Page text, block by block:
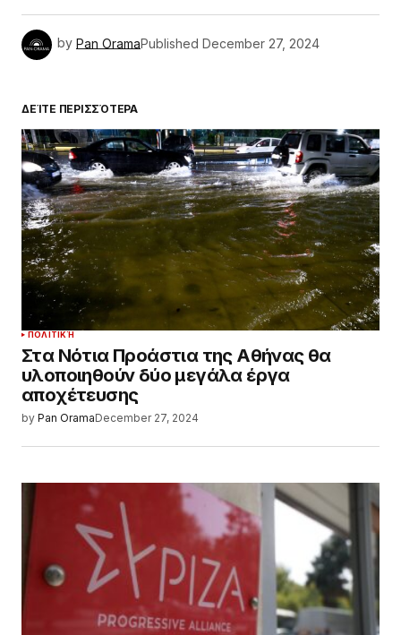
by Pan OramaPublished December 27, 2024
ΔΕΊΤΕ ΠΕΡΙΣΣΌΤΕΡΑ
ΠΟΛΙΤΙΚΉ
Στα Νότια Προάστια της Αθήνας θα
υλοποιηθούν δύο μεγάλα έργα
αποχέτευσης
by Pan OramaDecember 27, 2024